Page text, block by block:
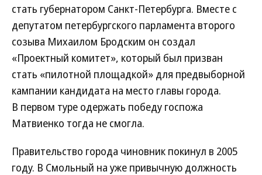
стать губернатором Санкт-Петербурга. Вместе с
депутатом петербургского парламента второго
созыва Михаилом Бродским он создал
«Проектный комитет», который был призван
стать «пилотной площадкой» для предвыборной
кампании кандидата на место главы города.
В первом туре одержать победу госпожа
Матвиенко тогда не смогла.
Правительство города чиновник покинул в 2005
году. В Смольный на уже привычную должность